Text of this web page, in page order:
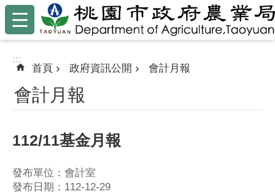
跳到主要內容區塊
:::
:::
首頁 政府資訊公開 會計月報
會計月報
112/11基金月報
發布單位：會計室
發布日期：112-12-29